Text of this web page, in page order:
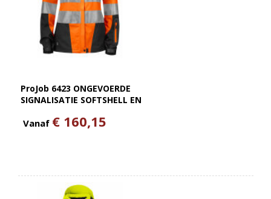
ProJob 6423 ONGEVOERDE
SIGNALISATIE SOFTSHELL EN
Vanaf € 160,15